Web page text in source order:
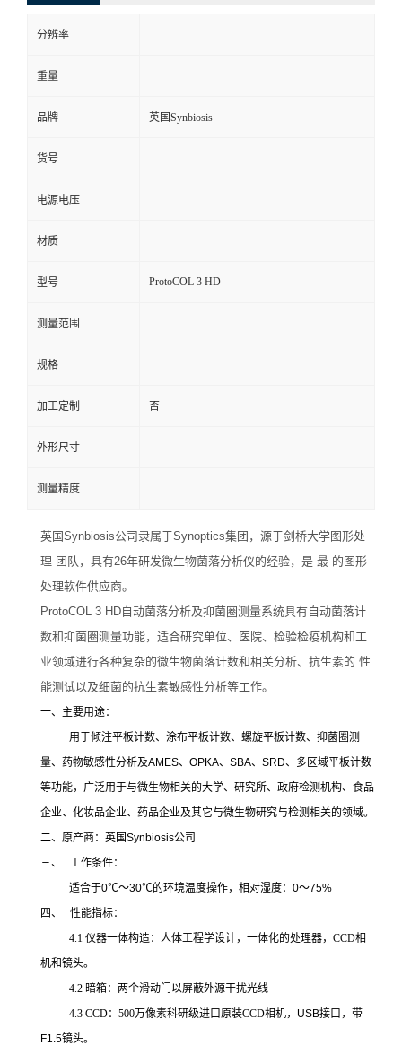
分辨率
重量
品牌 英国Synbiosis
货号
电源电压
材质
型号 ProtoCOL 3 HD
测量范围
规格
加工定制 否
外形尺寸
测量精度
英国Synbiosis公司隶属于Synoptics集团，源于剑桥大学图形处
理 团队，具有26年研发微生物菌落分析仪的经验，是 最 的图形
处理软件供应商。
ProtoCOL 3 HD自动菌落分析及抑菌圈测量系统具有自动菌落计
数和抑菌圈测量功能，适合研究单位、医院、检验检疫机构和工
业领域进行各种复杂的微生物菌落计数和相关分析、抗生素的 性
能测试以及细菌的抗生素敏感性分析等工作。
一、主要用途：
用于倾注平板计数、涂布平板计数、螺旋平板计数、抑菌圈测
量、药物敏感性分析及AMES、 OPKA、 SBA、 SRD、多区域平板计数
等功能，广泛用于与微生物相关的大学、研究所、政府检测机构、食品
企业、化妆品企业、药品企业及其它与微生物研究与检测相关的领域。
二、原产商：英国Synbiosis公司
三、
工作条件：
适合于0℃～30℃的环境温度操作，相对湿度： 0～75%
四、
性能指标：
4.1 仪器一体构造：人体工程学设计，一体化的处理器，CCD相
机和镜头。
4.2 暗箱：两个滑动门以屏蔽外源干扰光线
4.3 CCD：500万像素科研级进口原装CCD相机，USB接口，带
F1.5镜头。